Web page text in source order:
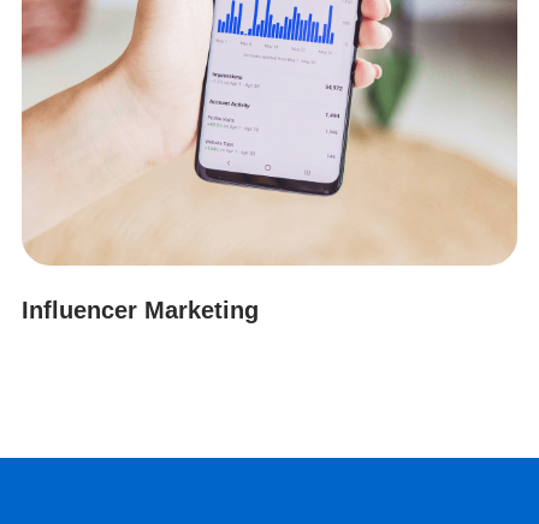
Influencer Marketing